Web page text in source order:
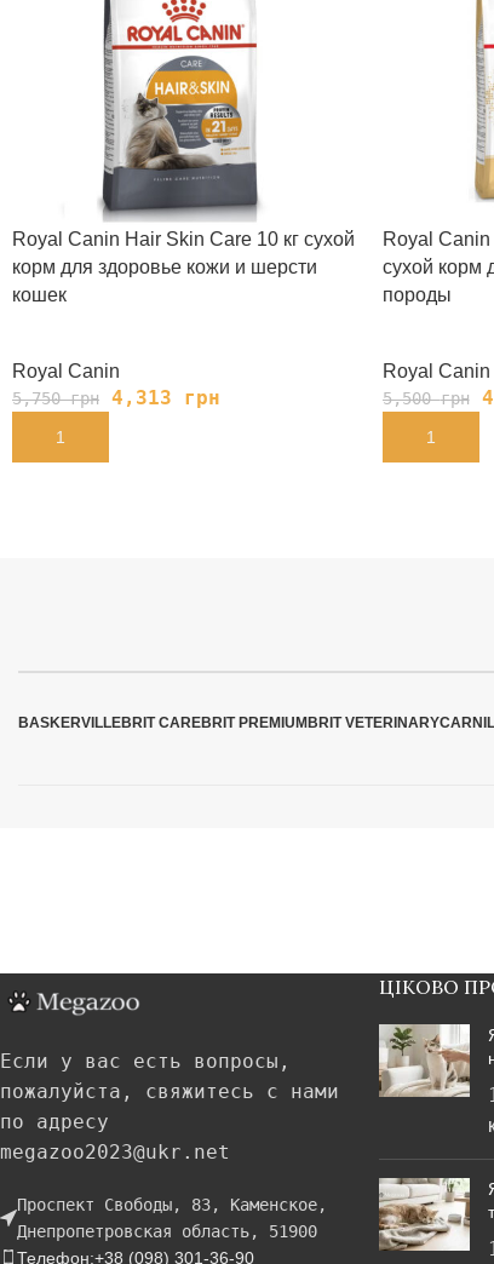
Royal Canin Hair Skin Care 10 кг сухой
корм для здоровье кожи и шерсти
кошек
Royal Canin
5,750грн 4,313 грн
В КОРЗИНУ
Royal Canin
сухой корм
породы
Royal Canin
5,500грн
В КОРЗИНУ
BASKERVILLEBRIT CAREBRIT PREMIUMBRIT VETERINARY
Если у вас есть вопросы,
пожалуйста, свяжитесь с нами
по адресу
megazoo2023@ukr.net
Проспект Свободы, 83, Каменское,
Днепропетровская область, 51900
Телефон:+38 (098) 301-36-90
ЦІКОВО